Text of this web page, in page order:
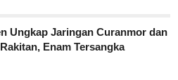
Ungkap Jaringan Curanmor dan
Enam Tersangka